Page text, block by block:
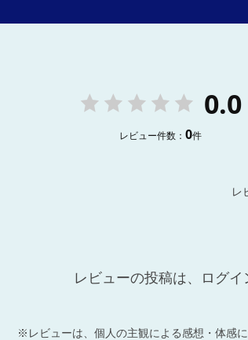
0.0
レビュー件数： 0件
レ
レビューの投稿は、ログイ
※レビューは、個人の主観による感想・体感